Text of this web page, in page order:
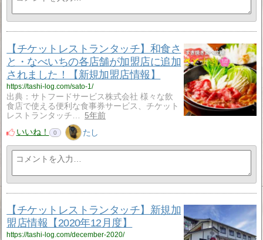
【チケットレストランタッチ】和食さ
と・なべいちの各店舗が加盟店に追加
されました！【新規加盟店情報】
https://tashi-log.com/sato-1/
出典：サトフードサービス株式会社 様々な飲
食店で使える便利な食事券サービス、チケット
レストランタッチ…
5年前
いいね！
0 たし
【チケットレストランタッチ】新規加
盟店情報【2020年12月度】
https://tashi-log.com/december-2020/